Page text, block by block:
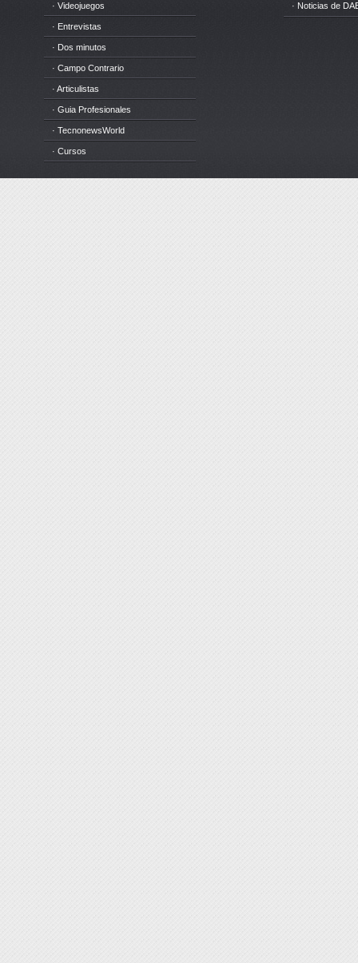
· Videojuegos
· Entrevistas
· Dos minutos
· Campo Contrario
· Articulistas
· Guia Profesionales
· TecnonewsWorld
· Cursos
· Noticias de